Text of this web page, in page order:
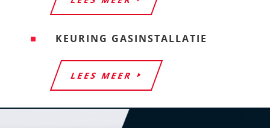
^ KEURING GASINSTALLATIE
LEES MEER